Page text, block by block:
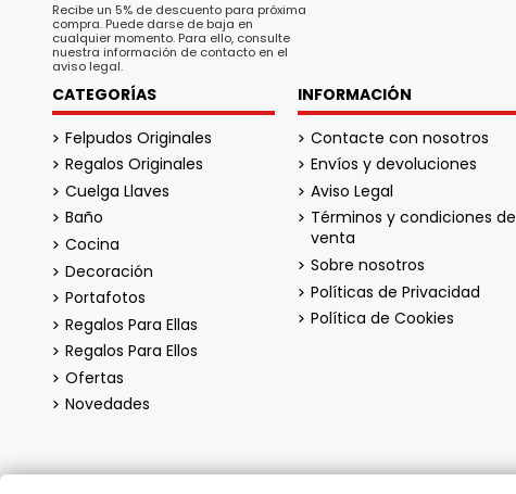
Recibe un 5% de descuento para próxima
compra. Puede darse de baja en
cualquier momento. Para ello, consulte
nuestra información de contacto en el
aviso legal.
CATEGORÍAS
Felpudos Originales
Regalos Originales
Cuelga Llaves
Baño
Cocina
Decoración
Portafotos
Regalos Para Ellas
Regalos Para Ellos
Ofertas
Novedades
INFORMACIÓN
Contacte con nosotros
Envíos y devoluciones
Aviso Legal
Términos y condiciones de
venta
Sobre nosotros
Políticas de Privacidad
Política de Cookies